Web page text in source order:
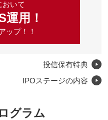
おいて
運用！
ップ！！
投信保有特典
IPOステージの内容
グラム